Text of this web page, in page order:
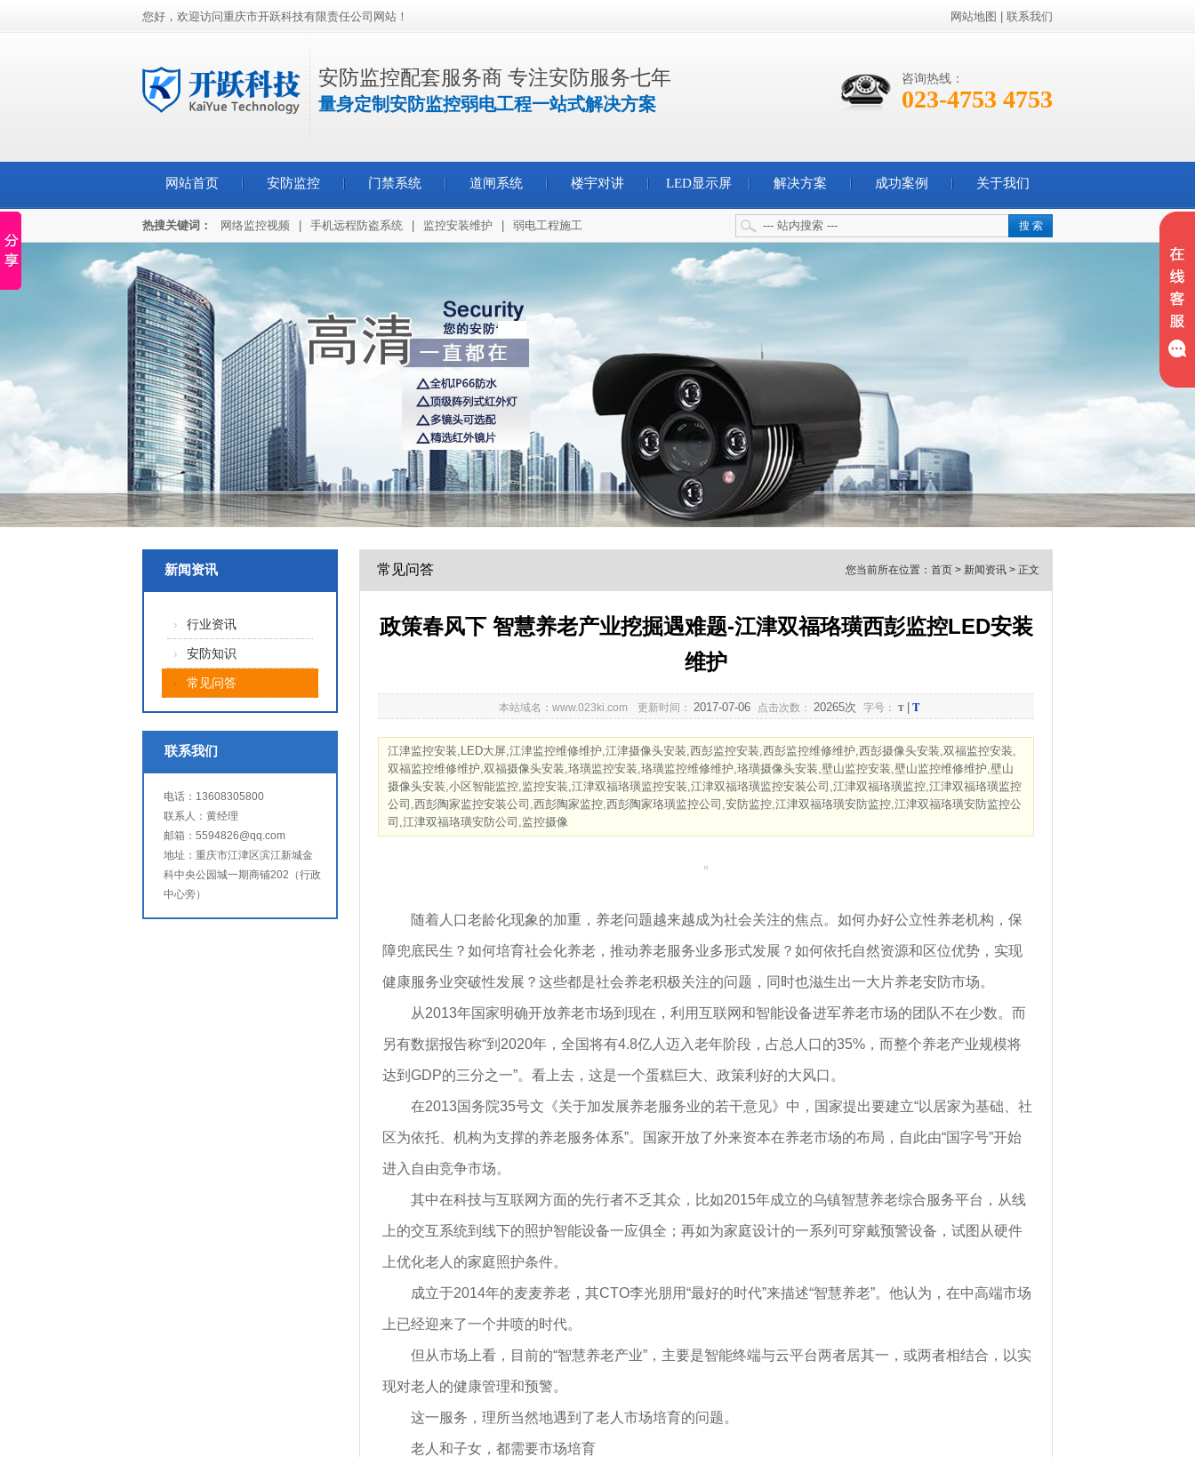
您好，欢迎访问重庆市开跃科技有限责任公司网站！ 网站地图 联系我们
安防监控配套服务商 专注安防服务七年
量身定制安防监控弱电工程一站式解决方案
咨询热线：
023-4753 4753
网站首页 安防监控 门禁系统 道闸系统 楼宇对讲 LED显示屏 解决方案 成功案例 关于我们
搜 索
热搜关键词： 网络监控视频 手机远程防盗系统 监控安装维护 弱电工程施工
新闻资讯
行业资讯
安防知识
常见问答
联系我们
电话：13608305800
联系人：黄经理
邮箱：5594826@qq.com
地址：重庆市江津区滨江新城金
科中央公园城一期商铺202（行政
中心旁）
您当前所在位置： 首页 > 新闻资讯 > 正文
常见问答
政策春风下 智慧养老产业挖掘遇难题-江津双福珞璜西彭监控LED安装
维护
本站域名：www.023ki.com 更新时间： 2017-07-06 点击次数： 20265次 字号： T T
江津监控安装,LED大屏,江津监控维修维护,江津摄像头安装,西彭监控安装,西彭监控维修维护,西彭摄像头安装,双福监控安装,
双福监控维修维护,双福摄像头安装,珞璜监控安装,珞璜监控维修维护,珞璜摄像头安装,壁山监控安装,壁山监控维修维护,壁山
摄像头安装,小区智能监控,监控安装,江津双福珞璜监控安装,江津双福珞璜监控安装公司,江津双福珞璜监控,江津双福珞璜监控
公司,西彭陶家监控安装公司,西彭陶家监控,西彭陶家珞璜监控公司,安防监控,江津双福珞璜安防监控,江津双福珞璜安防监控公
司,江津双福珞璜安防公司,监控摄像
随着人口老龄化现象的加重，养老问题越来越成为社会关注的焦点。如何办好公立性养老机构，保
障兜底民生？如何培育社会化养老，推动养老服务业多形式发展？如何依托自然资源和区位优势，实现
健康服务业突破性发展？这些都是社会养老积极关注的问题，同时也滋生出一大片养老安防市场。
从2013年国家明确开放养老市场到现在，利用互联网和智能设备进军养老市场的团队不在少数。而
另有数据报告称“到2020年，全国将有4.8亿人迈入老年阶段，占总人口的35%，而整个养老产业规模将
达到GDP的三分之一”。看上去，这是一个蛋糕巨大、政策利好的大风口。
在2013国务院35号文《关于加发展养老服务业的若干意见》中，国家提出要建立“以居家为基础、社
区为依托、机构为支撑的养老服务体系”。国家开放了外来资本在养老市场的布局，自此由“国字号”开始
进入自由竞争市场。
其中在科技与互联网方面的先行者不乏其众，比如2015年成立的乌镇智慧养老综合服务平台，从线
上的交互系统到线下的照护智能设备一应俱全；再如为家庭设计的一系列可穿戴预警设备，试图从硬件
上优化老人的家庭照护条件。
成立于2014年的麦麦养老，其CTO李光朋用“最好的时代”来描述“智慧养老”。他认为，在中高端市场
上已经迎来了一个井喷的时代。
但从市场上看，目前的“智慧养老产业”，主要是智能终端与云平台两者居其一，或两者相结合，以实
现对老人的健康管理和预警。
这一服务，理所当然地遇到了老人市场培育的问题。
老人和子女，都需要市场培育